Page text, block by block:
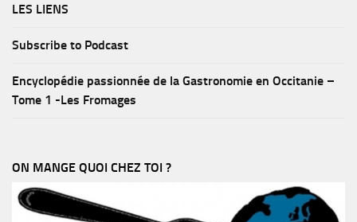
LES LIENS
Subscribe to Podcast
Encyclopédie passionnée de la Gastronomie en Occitanie –
Tome 1 -Les Fromages
ON MANGE QUOI CHEZ TOI ?